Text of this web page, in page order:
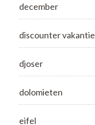
december
discounter vakantie
djoser
dolomieten
eifel